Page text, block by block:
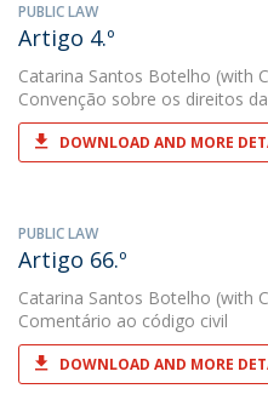
PUBLIC LAW
Artigo 4.º
Catarina Santos Botelho (with
Convenção sobre os direitos
DOWNLOAD AND MORE
PUBLIC LAW
Artigo 66.º
Catarina Santos Botelho (with
Comentário ao código civil
DOWNLOAD AND MORE